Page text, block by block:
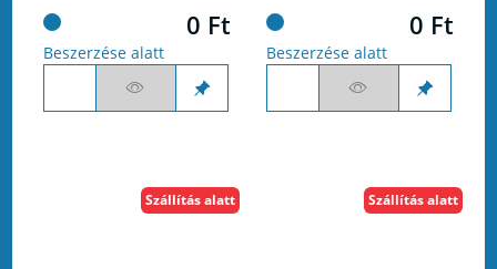
0 Ft
Beszerzése alatt
0 Ft
Beszerzése alatt
Szállítás alatt Szállítás alatt